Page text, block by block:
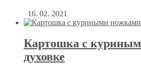
16. 02. 2021
Картошка с
духовке